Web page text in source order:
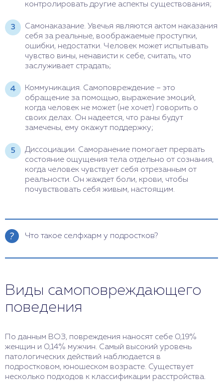
контролировать другие аспекты существования;
Самонаказание. Увечья являются актом наказания
себя за реальные, воображаемые проступки,
ошибки, недостатки. Человек может испытывать
чувство вины, ненависти к себе, считать, что
заслуживает страдать;
Коммуникация. Самоповреждение – это
обращение за помощью, выражение эмоций,
когда человек не может (не хочет) говорить о
своих делах. Он надеется, что раны будут
замечены, ему окажут поддержку;
Диссоциации. Саморанение помогает прервать
состояние ощущения тела отдельно от сознания,
когда человек чувствует себя отрезанным от
реальности. Он жаждет боли, крови, чтобы
почувствовать себя живым, настоящим.
Что такое селфхарм у подростков?
Селфхарм (англ. – self harm)– это намеренное
получить внимание. Селфхарм может быть
разным: порезы, ожоги, укусы, вырывание волос. У
большинства подростков причинами
собой, своей жизнью. Это действие опасно не
только для физического здоровья, но и для
психического – может привести к зависимости,
суицидальным мыслям, социальной изоляции,
низкой самооценке. Селфхарм требует
Виды самоповреждающего
поведения
По данным ВОЗ, повреждения наносят себе 0,19%
женщин и 0,14% мужчин. Самый высокий уровень
патологических действий наблюдается в
подростковом, юношеском возрасте. Существует
несколько подходов к классификации расстройства.